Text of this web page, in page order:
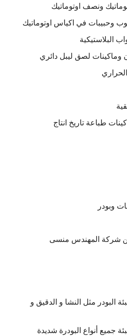
ونصف اوتوماتيك
وحبيبات في اكياس اوتوماتيك
البلاستيكية
وماكينات لصق ليبل دائري
طباعة تاريخ انتاج
وبودر
شركة المهندس منسى
البودر مثل النشا و الدقيق و
جميع أنواع البودرة شديدة